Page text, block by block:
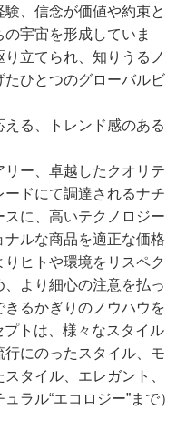
、信念が価値や約束と
宇宙を形成していま
立てられ、知りうるノ
たひとつのグローバルビ
る、トレンド感のある
ー、卓越したクオリテ
ドにて調達されるナチ
スに、高いテクノロジー
ルな商品を適正な価格
ヒトや環境をリスペク
、より細心の注意を払っ
るかぎりのノウハウを
トは、様々なスタイル
行にのったスタイル、モ
タイル、エレガント、
ラル“エコロジー”まで）